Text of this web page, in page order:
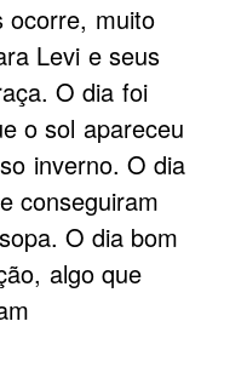
ocorre, muito
Levi e seus
O dia foi
o sol apareceu
inverno. O dia
conseguiram
O dia bom
algo que